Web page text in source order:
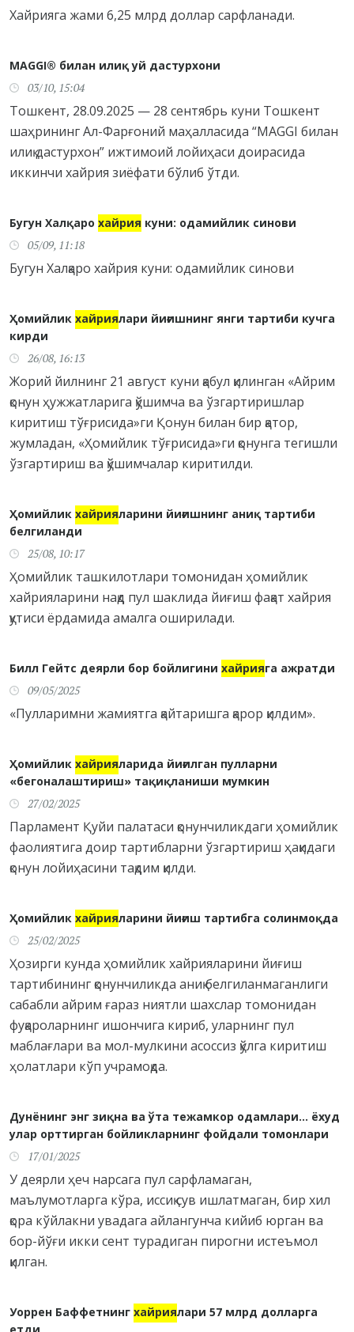
Хайрияга жами 6,25 млрд доллар сарфланади.
MAGGI® билан илиқ уй дастурхони
03/10, 15:04
Тошкент, 28.09.2025 — 28 сентябрь куни Тошкент
шаҳрининг Ал-Фарғоний маҳалласида “MAGGI билан
илиқ дастурхон” ижтимоий лойиҳаси доирасида
иккинчи хайрия зиёфати бўлиб ўтди.
Бугун Халқаро хайрия куни: одамийлик синови
05/09, 11:18
Бугун Халқаро хайрия куни: одамийлик синови
Ҳомийлик хайриялари йиғишнинг янги тартиби кучга
кирди
26/08, 16:13
Жорий йилнинг 21 август куни қабул қилинган «Айрим
қонун ҳужжатларига қўшимча ва ўзгартиришлар
киритиш тўғрисида»ги Қонун билан бир қатор,
жумладан, «Ҳомийлик тўғрисида»ги қонунга тегишли
ўзгартириш ва қўшимчалар киритилди.
Ҳомийлик хайрияларини йиғишнинг аниқ тартиби
белгиланди
25/08, 10:17
Ҳомийлик ташкилотлари томонидан ҳомийлик
хайрияларини нақд пул шаклида йиғиш фақат хайрия
қутиси ёрдамида амалга оширилади.
Билл Гейтс деярли бор бойлигини хайрияга ажратди
09/05/2025
«Пулларимни жамиятга қайтаришга қарор қилдим».
Ҳомийлик хайрияларида йиғилган пулларни
«бегоналаштириш» тақиқланиши мумкин
27/02/2025
Парламент Қуйи палатаси қонунчиликдаги ҳомийлик
фаолиятига доир тартибларни ўзгартириш ҳақидаги
қонун лойиҳасини тақдим қилди.
Ҳомийлик хайрияларини йиғиш тартибга солинмоқда
25/02/2025
Ҳозирги кунда ҳомийлик хайрияларини йиғиш
тартибининг қонунчиликда аниқ белгиланмаганлиги
сабабли айрим ғараз ниятли шахслар томонидан
фуқароларнинг ишончига кириб, уларнинг пул
маблағлари ва мол-мулкини асоссиз қўлга киритиш
ҳолатлари кўп учрамоқда.
Дунёнинг энг зиқна ва ўта тежамкор одамлари... ёхуд
улар орттирган бойликларнинг фойдали томонлари
17/01/2025
У деярли ҳеч нарсага пул сарфламаган,
маълумотларга кўра, иссиқ сув ишлатмаган, бир хил
қора кўйлакни увадага айлангунча кийиб юрган ва
бор-йўғи икки сент турадиган пирогни истеъмол
қилган.
Уоррен Баффетнинг хайриялари 57 млрд долларга